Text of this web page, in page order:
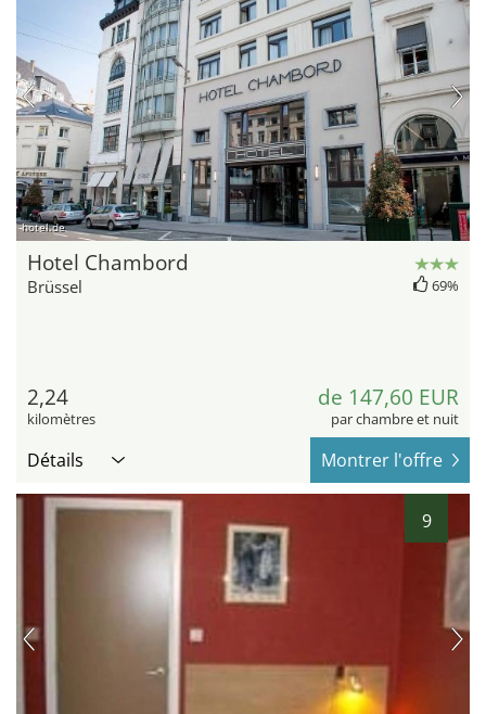
hotel.de
Hotel Chambord
Brüssel 69%
2,24
kilomètres
de 147,60 EUR
par chambre et nuit
Détails Montrer l'offre
9